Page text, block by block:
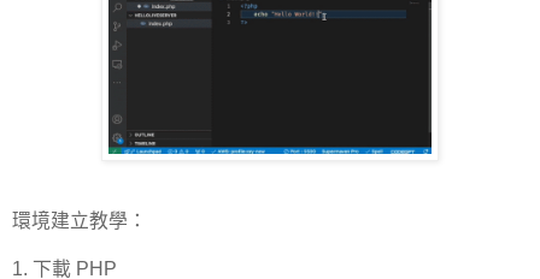
環境建立教學：
1. 下載 PHP